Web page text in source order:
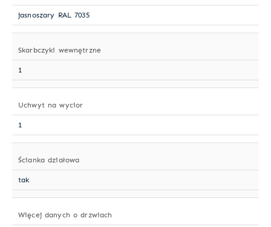
jasnoszary RAL 7035
Skarbczyki wewnętrzne
1
Uchwyt na wycior
1
Ścianka działowa
tak
Więcej danych o drzwiach